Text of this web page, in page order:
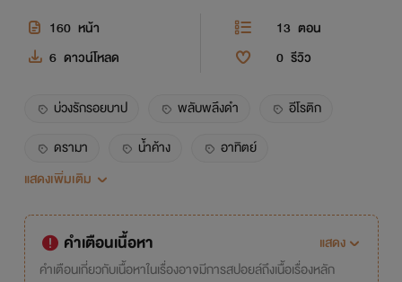
160 หน้า 13 ตอน
6 ดาวน์โหลด 0 รีวิว
บ่วงรักรอยบาป พลับพลึงดำ
อีโรติก
ดรามา
น้ำค้าง
อาทิตย์
นางเอกเป็นอีตัว
โรแมนติก
แสดงเพิ่มเติม
คำเตือนเนื้อหา
แสดง
คำเตือนเกี่ยวกับเนื้อหาในเรื่องอาจมีการสปอยล์ถึงเนื้อเรื่องหลัก